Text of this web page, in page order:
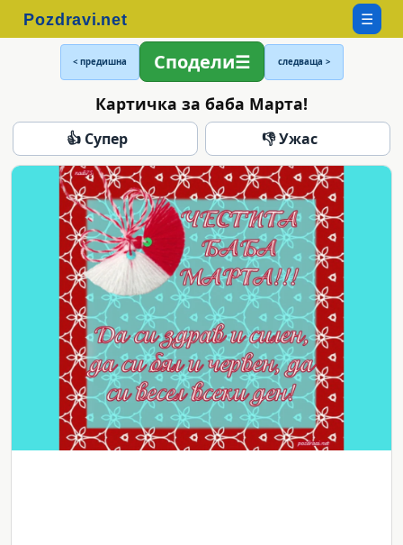
☰
< предишна Сподели следваща >
Картичка за баба Марта!
👍 Супер 👎 Ужас